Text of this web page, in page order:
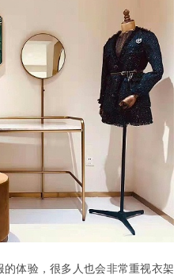
体验，很多人也会非常重视衣架